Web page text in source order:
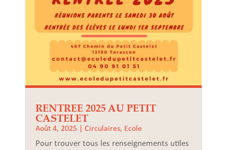
RENTREE 2025 AU PETIT
CASTELET
Août 4, 2025 Circulaires, Ecole
Pour trouver tous les renseignements utiles